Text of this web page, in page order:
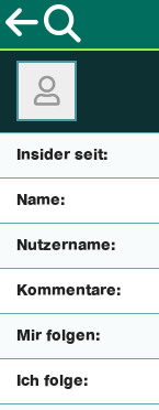
Insider seit:
Name:
Nutzername:
Kommentare:
Mir folgen:
Ich folge: